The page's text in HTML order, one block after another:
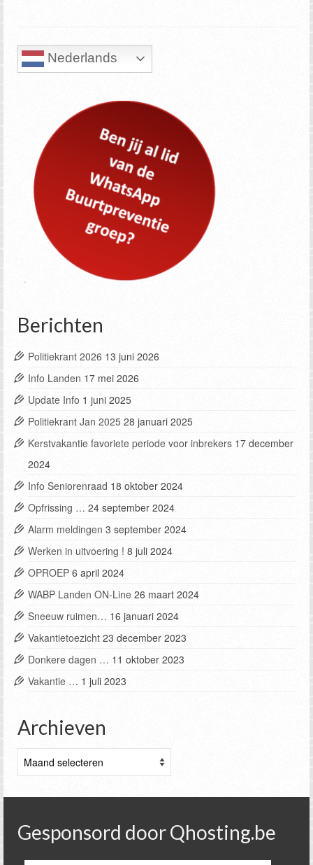
Nederlands
Berichten
Politiekrant 2026 13 juni 2026
Info Landen 17 mei 2026
Update Info 1 juni 2025
Politiekrant Jan 2025 28 januari 2025
Kerstvakantie favoriete periode voor inbrekers 17 december
2024
Info Seniorenraad 18 oktober 2024
Opfrissing … 24 september 2024
Alarm meldingen 3 september 2024
Werken in uitvoering ! 8 juli 2024
OPROEP 6 april 2024
WABP Landen ON-Line 26 maart 2024
Sneeuw ruimen… 16 januari 2024
Vakantietoezicht 23 december 2023
Donkere dagen … 11 oktober 2023
Vakantie … 1 juli 2023
Archieven
Gesponsord door Qhosting.be